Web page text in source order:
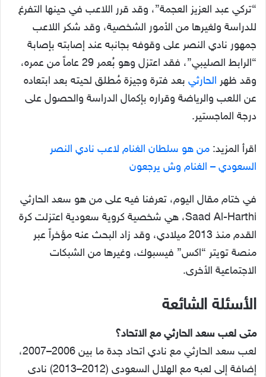
“تركي عبد العزيز العجمة”، وقد قرر اللاعب في حينها التفرغ
للدراسة ولغيرها من الأمور الشخصية، وقد شكر اللاعب
جمهور نادي النصر على وقوفه بجانبه عند إصابته بإصابة
“الرابط الصليبي”، فقد اعتزل وهو بُعمر 29 عاماً من عمره،
وقد ظهر الحارثي بعد فترة وجيزة مُطلق لحيته بعد ابتعاده
عن اللعب والرياضة وقراره بإكمال الدراسة والحصول على
درجة الماجستير.
اقرأ المزيد: من هو سلطان الغنام لاعب نادي النصر
السعودي – الغنام وش يرجعون
في ختام مقال اليوم، تعرفنا فيه على من هو سعد الحارثي
Saad Al-Harthi، هي شخصية كروية سعودية اعتزلت كرة
القدم منذ 2013 ميلادي، وقد زاد البحث عنه مؤخراً عبر
منصة تويتر “اكس” فيسبوك، وغيرها من الشبكات
الاجتماعية الأخرى.
الأسئلة الشائعة
متى لعب سعد الحارثي مع الاتحاد؟
لعب سعد الحارثي مع نادي اتحاد جدة ما بين 2006–2007،
إضافة إلى لعبه مع الهلال السعودى (2012–2013) نادى